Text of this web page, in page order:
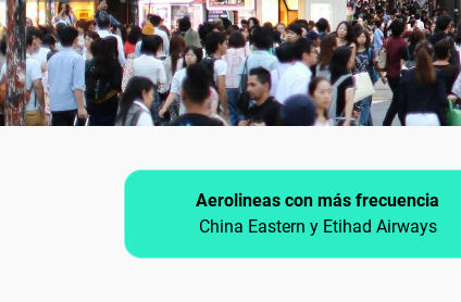
Aerolineas con más frecuencia
China Eastern y Etihad Airways